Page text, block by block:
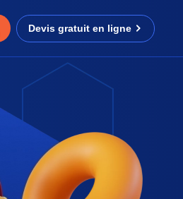
Devis gratuit en ligne